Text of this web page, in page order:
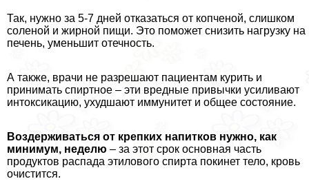
Так, нужно за 5-7 дней отказаться от копченой, слишком
соленой и жирной пищи. Это поможет снизить нагрузку на
печень, уменьшит отечность.
А также, врачи не разрешают пациентам курить и
принимать спиртное – эти вредные привычки усиливают
интоксикацию, ухудшают иммунитет и общее состояние.
Воздерживаться от крепких напитков нужно, как
минимум, неделю – за этот срок основная часть
продуктов распада этилового спирта покинет тело, кровь
очистится.